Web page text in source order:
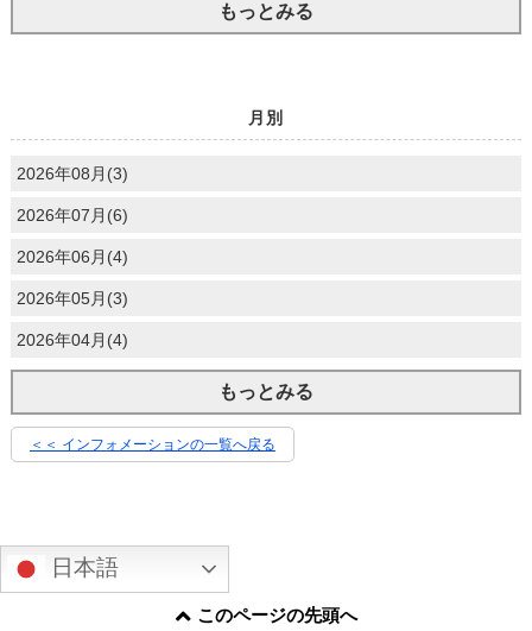
もっとみる
月別
2026年08月(3)
2026年07月(6)
2026年06月(4)
2026年05月(3)
2026年04月(4)
もっとみる
＜＜ インフォメーションの一覧へ戻る
日本語
このページの先頭へ